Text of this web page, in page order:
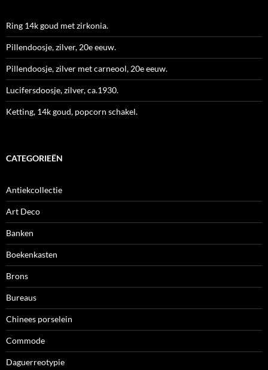
Ring 14k goud met zirkonia.
Pillendoosje, zilver, 20e eeuw.
Pillendoosje, zilver met carneool, 20e eeuw.
Lucifersdoosje, zilver, ca.1930.
Ketting, 14k goud, popcorn schakel.
CATEGORIEËN
Antiekcollectie
Art Deco
Banken
Boekenkasten
Brons
Bureaus
Chinees porselein
Commode
Daguerreotypie